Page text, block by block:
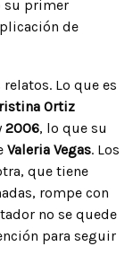
su primer
de
Lo que es
Ortiz
2006, lo que su
Valeria Vegas. Los
que tiene
rompe con
no se quede
para seguir